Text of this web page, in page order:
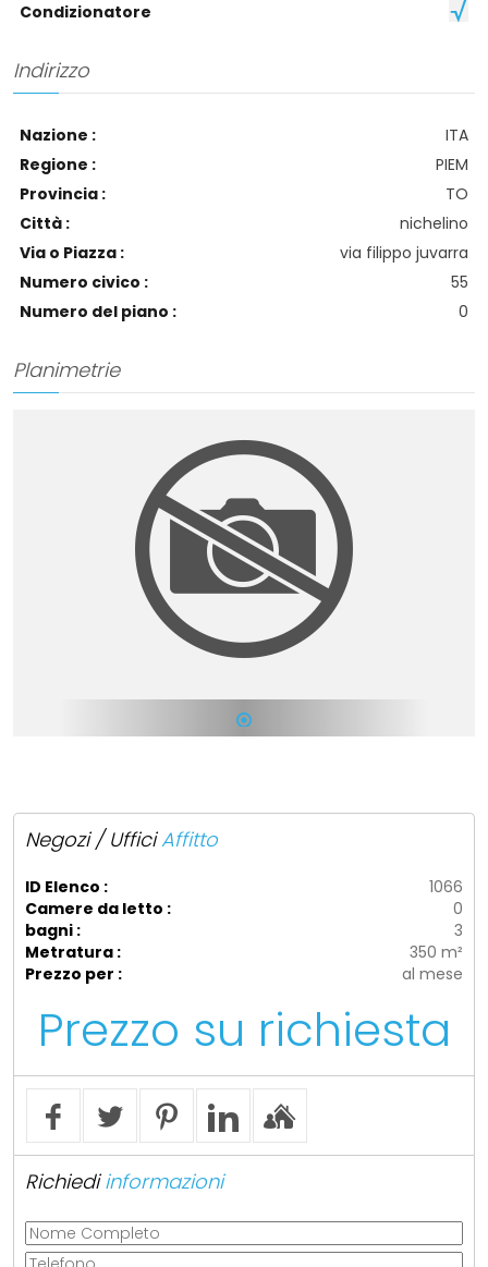
Condizionatore
Indirizzo
Nazione :
ITA
Regione :
PIEM
Provincia :
TO
Città :
nichelino
Via o Piazza :
via filippo juvarra
Numero civico :
55
Numero del piano :
0
Planimetrie
1
Negozi / UfficiAffitto
ID Elenco :
1066
Camere da letto :
0
bagni :
3
Metratura :
350 m²
Prezzo per :
al mese
Prezzo su richiesta
Richiediinformazioni